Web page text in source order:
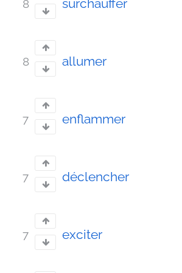
8 surchauffer
8 allumer
7 enflammer
7 déclencher
7 exciter